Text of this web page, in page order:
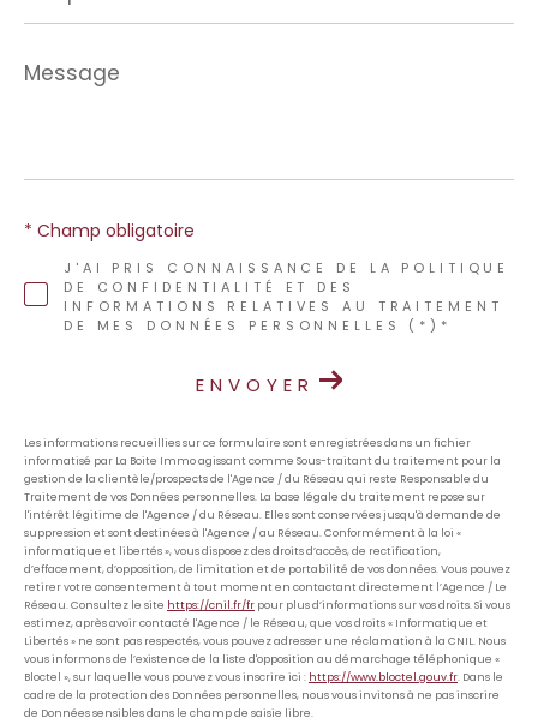
Message
*
J'AI PRIS CONNAISSANCE DE LA POLITIQUE
DE CONFIDENTIALITÉ ET DES
INFORMATIONS RELATIVES AU TRAITEMENT
DE MES DONNÉES PERSONNELLES (*)*
* Champ obligatoire
ENVOYER
Les informations recueillies sur ce formulaire sont enregistrées dans un fichier
informatisé par La Boite Immo agissant comme Sous-traitant du traitement pour la
gestion de la clientèle/prospects de l'Agence / du Réseau qui reste Responsable du
Traitement de vos Données personnelles. La base légale du traitement repose sur
l'intérêt légitime de l'Agence / du Réseau. Elles sont conservées jusqu'à demande de
suppression et sont destinées à l'Agence / au Réseau. Conformément à la loi «
informatique et libertés », vous disposez des droits d’accès, de rectification,
d’effacement, d’opposition, de limitation et de portabilité de vos données. Vous pouvez
retirer votre consentement à tout moment en contactant directement l’Agence / Le
Réseau. Consultez le site https://cnil.fr/fr pour plus d’informations sur vos droits. Si vous
estimez, après avoir contacté l'Agence / le Réseau, que vos droits « Informatique et
Libertés » ne sont pas respectés, vous pouvez adresser une réclamation à la CNIL. Nous
vous informons de l’existence de la liste d'opposition au démarchage téléphonique «
Bloctel », sur laquelle vous pouvez vous inscrire ici : https://www.bloctel.gouv.fr. Dans le
cadre de la protection des Données personnelles, nous vous invitons à ne pas inscrire
de Données sensibles dans le champ de saisie libre.